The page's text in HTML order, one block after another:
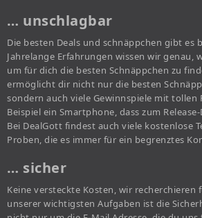
… unschlagbar
Die besten Deals und schnäppchen gibt es
Jahrelange Erfahrungen wissen wir genau,
um für dich die besten Schnäppchen zu
ermöglicht dir nicht nur die besten
sondern auch viele Gewinnspiele mit tollen
Beispiel ein Smartphone, dass zum
Bei DealGott findest auch viele kostenlose
Proben, die es immer für ein begrenztes
… sicher
Keine versteckte Kosten, wir recherchieren
unserer wichtigsten Aufgaben ist die